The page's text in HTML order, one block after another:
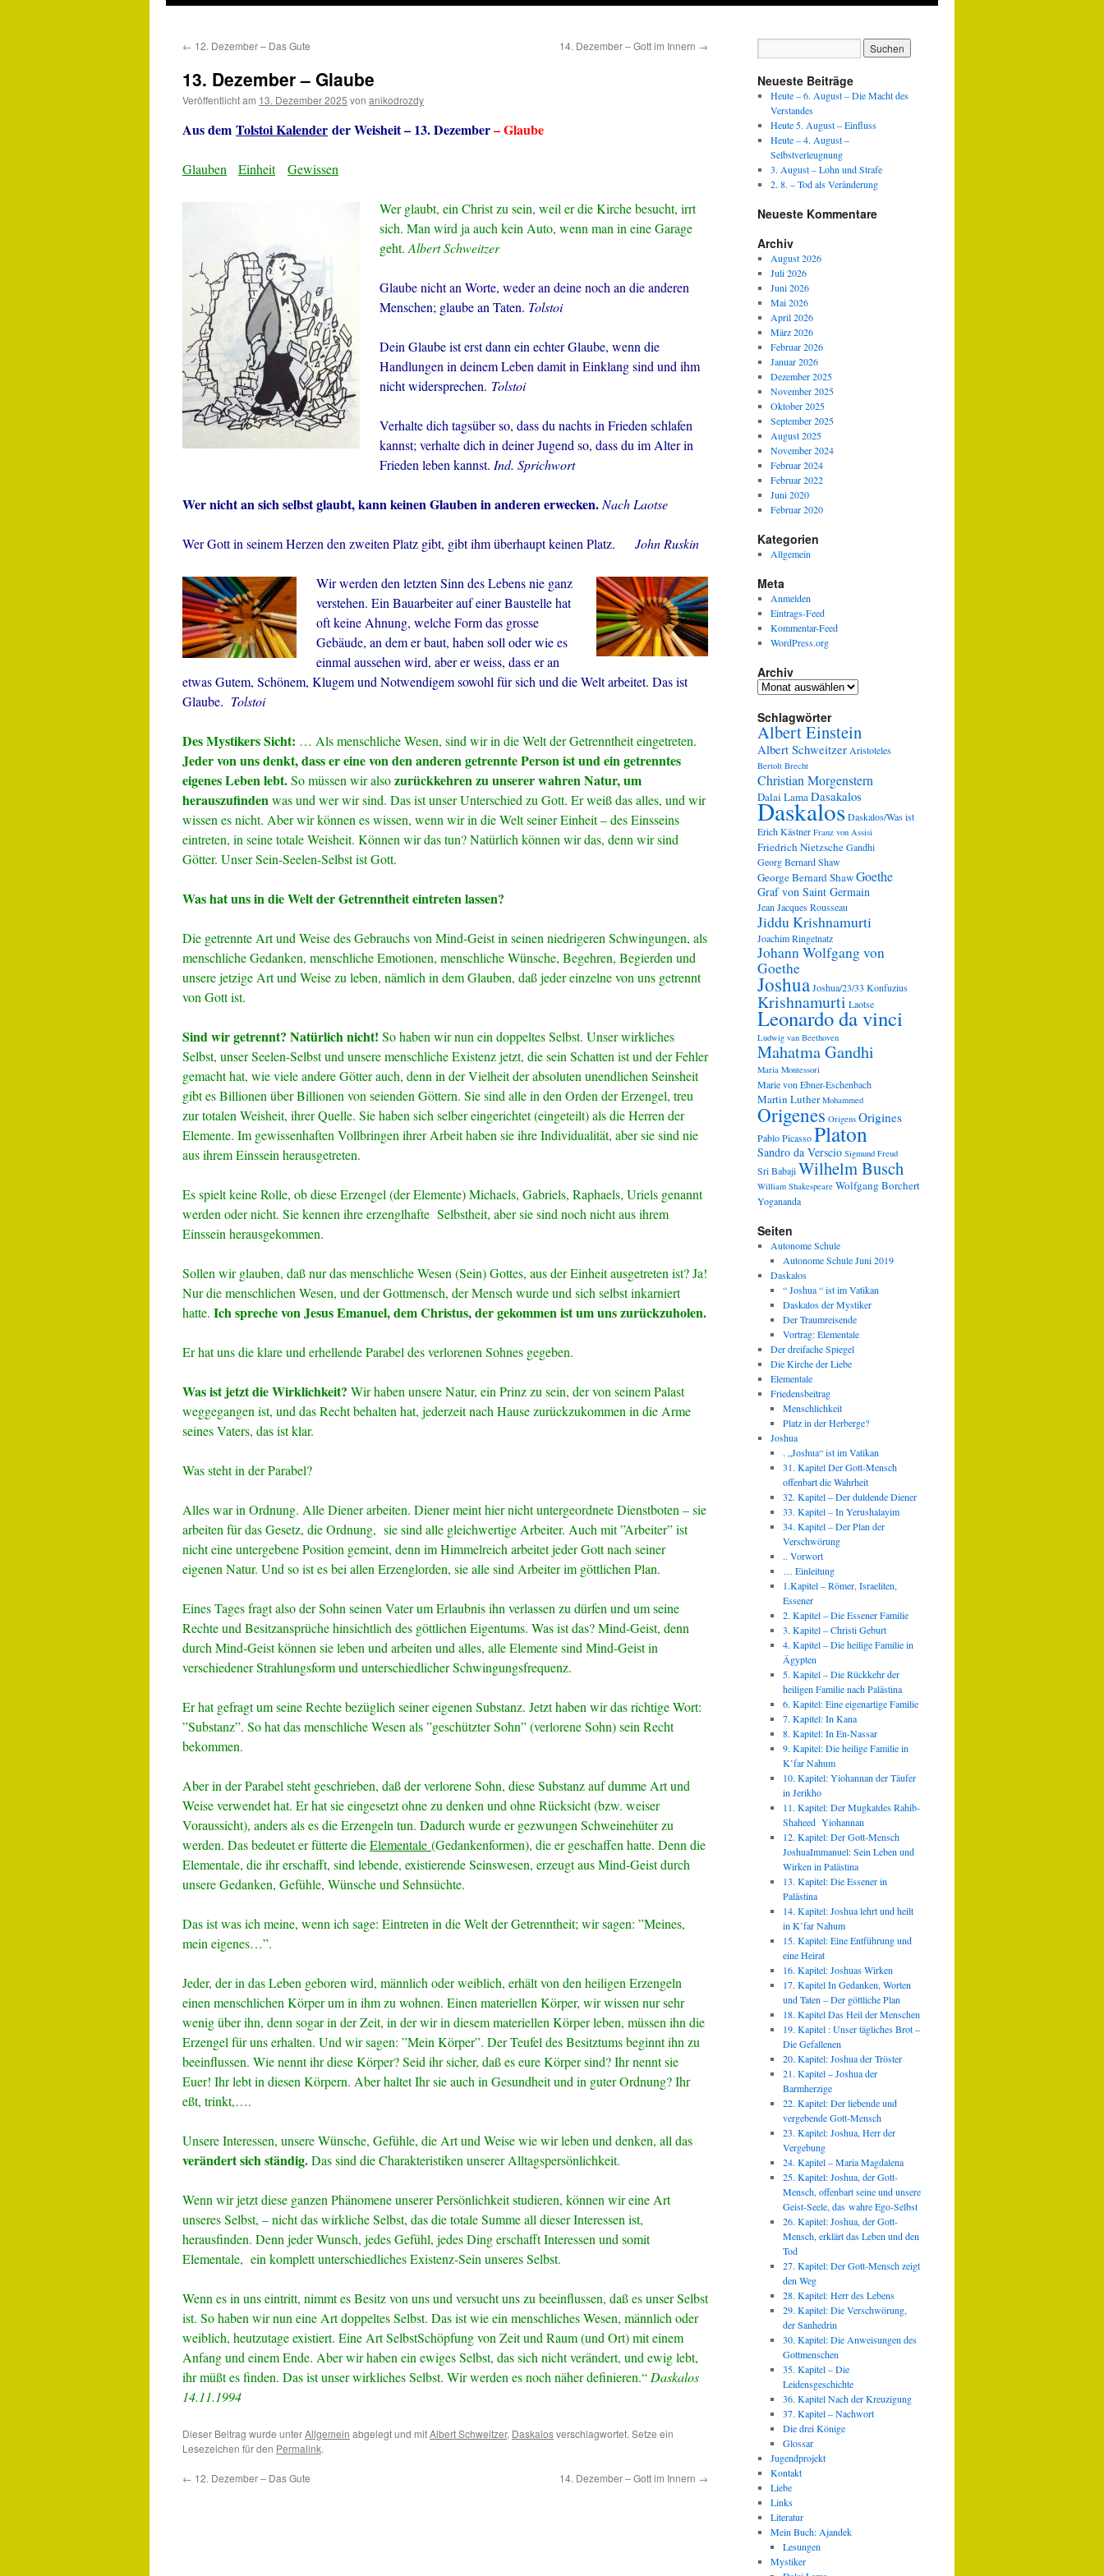
← 12. Dezember – Das Gute 14. Dezember – Gott im Innern →
13. Dezember – Glaube
Veröffentlicht am 13. Dezember 2025 von anikodrozdy
Aus dem Tolstoi Kalender der Weisheit – 13. Dezember– Glaube
Glauben Einheit Gewissen
Wer glaubt, ein Christ zu sein, weil er die Kirche besucht, irrt
sich. Man wird ja auch kein Auto, wenn man in eine Garage
geht. Albert Schweitzer
Glaube nicht an Worte, weder an deine noch an die anderen
Menschen; glaube an Taten. Tolstoi
Dein Glaube ist erst dann ein echter Glaube, wenn die
Handlungen in deinem Leben damit in Einklang sind und ihm
nicht widersprechen. Tolstoi
Verhalte dich tagsüber so, dass du nachts in Frieden schlafen
kannst; verhalte dich in deiner Jugend so, dass du im Alter in
Frieden leben kannst. Ind. Sprichwort
Wer nicht an sich selbst glaubt, kann keinen Glauben in anderen erwecken. Nach Laotse
Wer Gott in seinem Herzen den zweiten Platz gibt, gibt ihm überhaupt keinen Platz. John Ruskin
Wir werden den letzten Sinn des Lebens nie ganz
verstehen. Ein Bauarbeiter auf einer Baustelle hat
oft keine Ahnung, welche Form das grosse
Gebäude, an dem er baut, haben soll oder wie es
einmal aussehen wird, aber er weiss, dass er an
etwas Gutem, Schönem, Klugem und Notwendigem sowohl für sich und die Welt arbeitet. Das ist
Glaube. Tolstoi
Des Mystikers Sicht: … Als menschliche Wesen, sind wir in die Welt der Getrenntheit eingetreten.
Jeder von uns denkt, dass er eine von den anderen getrennte Person ist und ein getrenntes
eigenes Leben lebt.So müssen wir alsozurückkehren zu unserer wahren Natur, um
herauszufindenwas und wer wir sind. Das ist unser Unterschied zu Gott. Er weiß das alles, und wir
wissen es nicht. Aber wir können es wissen, wenn wir in die Welt seiner Einheit – des Einsseins
eintreten, in seine totale Weisheit. Können wir das tun? Natürlich können wir das, denn wir sind
Götter. Unser Sein-Seelen-Selbst ist Gott.
Was hat uns in die Welt der Getrenntheit eintreten lassen?
Die getrennte Art und Weise des Gebrauchs von Mind-Geist in seinen niedrigeren Schwingungen, als
menschliche Gedanken, menschliche Emotionen, menschliche Wünsche, Begehren, Begierden und
unsere jetzige Art und Weise zu leben, nämlich in dem Glauben, daß jeder einzelne von uns getrennt
von Gott ist.
Sind wir getrennt? Natürlich nicht! So haben wir nun ein doppeltes Selbst. Unser wirkliches
Selbst, unser Seelen-Selbst und unsere menschliche Existenz jetzt, die sein Schatten ist und der Fehler
gemacht hat, wie viele andere Götter auch, denn in der Vielheit der absoluten unendlichen Seinsheit
gibt es Billionen über Billionen von seienden Göttern. Sie sind alle in den Orden der Erzengel, treu
zur totalen Weisheit, ihrer Quelle. Sie haben sich selber eingerichtet (eingeteilt) als die Herren der
Elemente. Im gewissenhaften Vollbringen ihrer Arbeit haben sie ihre Individualität, aber sie sind nie
aus ihrem Einssein herausgetreten.
Es spielt keine Rolle, ob diese Erzengel (der Elemente) Michaels, Gabriels, Raphaels, Uriels genannt
werden oder nicht. Sie kennen ihre erzenglhafte Selbstheit, aber sie sind noch nicht aus ihrem
Einssein herausgekommen.
Sollen wir glauben, daß nur das menschliche Wesen (Sein) Gottes, aus der Einheit ausgetreten ist? Ja!
Nur die menschlichen Wesen, und der Gottmensch, der Mensch wurde und sich selbst inkarniert
hatte. Ich spreche von Jesus Emanuel, dem Christus, der gekommen ist um uns zurückzuholen.
Er hat uns die klare und erhellende Parabel des verlorenen Sohnes gegeben.
Was ist jetzt die Wirklichkeit? Wir haben unsere Natur, ein Prinz zu sein, der von seinem Palast
weggegangen ist, und das Recht behalten hat, jederzeit nach Hause zurückzukommen in die Arme
seines Vaters, das ist klar.
Was steht in der Parabel?
Alles war in Ordnung. Alle Diener arbeiten. Diener meint hier nicht untergeordnete Dienstboten – sie
arbeiten für das Gesetz, die Ordnung, sie sind alle gleichwertige Arbeiter. Auch mit ”Arbeiter” ist
nicht eine untergebene Position gemeint, denn im Himmelreich arbeitet jeder Gott nach seiner
eigenen Natur. Und so ist es bei allen Erzenglorden, sie alle sind Arbeiter im göttlichen Plan.
Eines Tages fragt also der Sohn seinen Vater um Erlaubnis ihn verlassen zu dürfen und um seine
Rechte und Besitzansprüche hinsichtlich des göttlichen Eigentums. Was ist das? Mind-Geist, denn
durch Mind-Geist können sie leben und arbeiten und alles, alle Elemente sind Mind-Geist in
verschiedener Strahlungsform und unterschiedlicher Schwingungsfrequenz.
Er hat gefragt um seine Rechte bezüglich seiner eigenen Substanz. Jetzt haben wir das richtige Wort:
”Substanz”. So hat das menschliche Wesen als ”geschützter Sohn” (verlorene Sohn) sein Recht
bekommen.
Aber in der Parabel steht geschrieben, daß der verlorene Sohn, diese Substanz auf dumme Art und
Weise verwendet hat. Er hat sie eingesetzt ohne zu denken und ohne Rücksicht (bzw. weiser
Voraussicht), anders als es die Erzengeln tun. Dadurch wurde er gezwungen Schweinehüter zu
werden. Das bedeutet er fütterte dieElementale (Gedankenformen), die er geschaffen hatte. Denn die
Elementale, die ihr erschafft, sind lebende, existierende Seinswesen, erzeugt aus Mind-Geist durch
unsere Gedanken, Gefühle, Wünsche und Sehnsüchte.
Das ist was ich meine, wenn ich sage: Eintreten in die Welt der Getrenntheit; wir sagen: ”Meines,
mein eigenes…”.
Jeder, der in das Leben geboren wird, männlich oder weiblich, erhält von den heiligen Erzengeln
einen menschlichen Körper um in ihm zu wohnen. Einen materiellen Körper, wir wissen nur sehr
wenig über ihn, denn sogar in der Zeit, in der wir in diesem materiellen Körper leben, müssen ihn die
Erzengel für uns erhalten. Und wir sagen: ”Mein Körper”. Der Teufel des Besitztums beginnt ihn zu
beeinflussen. Wie nennt ihr diese Körper? Seid ihr sicher, daß es eure Körper sind? Ihr nennt sie
Euer! Ihr lebt in diesen Körpern. Aber haltet Ihr sie auch in Gesundheit und in guter Ordnung? Ihr
eßt, trinkt,….
Unsere Interessen, unsere Wünsche, Gefühle, die Art und Weise wie wir leben und denken, all das
verändert sich ständig.Das sind die Charakteristiken unserer Alltagspersönlichkeit.
Wenn wir jetzt diese ganzen Phänomene unserer Persönlichkeit studieren, können wir eine Art
unseres Selbst, – nicht das wirkliche Selbst, das die totale Summe all dieser Interessen ist,
herausfinden. Denn jeder Wunsch, jedes Gefühl, jedes Ding erschafft Interessen und somit
Elementale, ein komplett unterschiedliches Existenz-Sein unseres Selbst.
Wenn es in uns eintritt, nimmt es Besitz von uns und versucht uns zu beeinflussen, daß es unser Selbst
ist. So haben wir nun eine Art doppeltes Selbst. Das ist wie ein menschliches Wesen, männlich oder
weiblich, heutzutage existiert. Eine Art SelbstSchöpfung von Zeit und Raum (und Ort) mit einem
Anfang und einem Ende. Aber wir haben ein ewiges Selbst, das sich nicht verändert, und ewig lebt,
ihr müßt es finden. Das ist unser wirkliches Selbst. Wir werden es noch näher definieren.“ Daskalos
14.11.1994
Dieser Beitrag wurde unterAllgemein abgelegt und mitAlbert Schweitzer, Daskalosverschlagwortet. Setze ein
Lesezeichen für den Permalink.
← 12. Dezember – Das Gute 14. Dezember – Gott im Innern →
Neueste Beiträge
Heute – 6. August – Die Macht des
Verstandes
Heute 5. August – Einfluss
Heute – 4. August –
Selbstverleugnung
3. August – Lohn und Strafe
2. 8. – Tod als Veränderung
Neueste Kommentare
Archiv
August 2026
Juli 2026
Juni 2026
Mai 2026
April 2026
März 2026
Februar 2026
Januar 2026
Dezember 2025
November 2025
Oktober 2025
September 2025
August 2025
November 2024
Februar 2024
Februar 2022
Juni 2020
Februar 2020
Kategorien
Allgemein
Meta
Anmelden
Eintrags-Feed
Kommentar-Feed
WordPress.org
Archiv
Archiv
Schlagwörter
Albert Einstein
Albert Schweitzer Aristoteles
Bertolt Brecht
Christian Morgenstern
Dalai LamaDasakalos
DaskalosDaskalos/Was ist
Erich Kästner Franz von Assisi
Friedrich NietzscheGandhi
Georg Bernard Shaw
George Bernard ShawGoethe
Graf von Saint Germain
Jean Jacques Rousseau
Jiddu Krishnamurti
Joachim Ringelnatz
Johann Wolfgang von
Goethe
JoshuaJoshua/23/33 Konfuzius
Krishnamurti Laotse
Leonardo da vinci
Ludwig van Beethoven
Mahatma Gandhi
Maria Montessori
Marie von Ebner-Eschenbach
Martin Luther Mohammed
Origenes Origens Origines
Pablo PicassoPlaton
Sandro da Verscio Sigmund Freud
Sri BabajiWilhelm Busch
William Shakespeare Wolfgang Borchert
Yogananda
Seiten
Autonome Schule
Autonome Schule Juni 2019
Daskalos
“ Joshua “ ist im Vatikan
Daskalos der Mystiker
Der Traumreisende
Vortrag: Elementale
Der dreifache Spiegel
Die Kirche der Liebe
Elementale
Friedensbeitrag
Menschlichkeit
Platz in der Herberge?
Joshua
. „Joshua“ ist im Vatikan
31. Kapitel Der Gott-Mensch
offenbart die Wahrheit
32. Kapitel – Der duldende Diener
33. Kapitel – In Yerushalayim
34. Kapitel – Der Plan der
Verschwörung
.. Vorwort
… Einleitung
1.Kapitel – Römer, Israeliten,
Essener
2. Kapitel – Die Essener Familie
3. Kapitel – Christi Geburt
4. Kapitel – Die heilige Familie in
Ägypten
5. Kapitel – Die Rückkehr der
heiligen Familie nach Palästina
6. Kapitel: Eine eigenartige Familie
7. Kapitel: In Kana
8. Kapitel: In En-Nassar
9. Kapitel: Die heilige Familie in
K’far Nahum
10. Kapitel: Yiohannan der Täufer
in Jerikho
11. Kapitel: Der Mugkatdes Rahib-
Shaheed Yiohannan
12. Kapitel: Der Gott-Mensch
JoshuaImmanuel: Sein Leben und
Wirken in Palästina
13. Kapitel: Die Essener in
Palästina
14. Kapitel: Joshua lehrt und heilt
in K’far Nahum
15. Kapitel: Eine Entführung und
eine Heirat
16. Kapitel: Joshuas Wirken
17. Kapitel In Gedanken, Worten
und Taten – Der göttliche Plan
18. Kapitel Das Heil der Menschen
19. Kapitel : Unser tägliches Brot –
Die Gefallenen
20. Kapitel: Joshua der Tröster
21. Kapitel – Joshua der
Barmherzige
22. Kapitel: Der liebende und
vergebende Gott-Mensch
23. Kapitel: Joshua, Herr der
Vergebung
24. Kapitel – Maria Magdalena
25. Kapitel: Joshua, der Gott-
Mensch, offenbart seine und unsere
Geist-Seele, das wahre Ego-Selbst
26. Kapitel: Joshua, der Gott-
Mensch, erklärt das Leben und den
Tod
27. Kapitel: Der Gott-Mensch zeigt
den Weg
28. Kapitel: Herr des Lebens
29. Kapitel: Die Verschwörung,
der Sanhedrin
30. Kapitel: Die Anweisungen des
Gottmenschen
35. Kapitel – Die
Leidensgeschichte
36. Kapitel Nach der Kreuzigung
37. Kapitel – Nachwort
Die drei Könige
Glossar
Jugendprojekt
Kontakt
Liebe
Links
Literatur
Mein Buch: Ajandek
Lesungen
Mystiker